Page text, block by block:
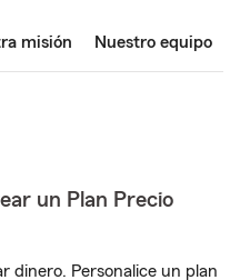
misión Nuestro equipo
un Plan Precio
dinero. Personalice un plan